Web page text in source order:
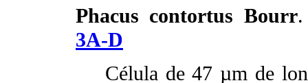
Phacus contortus Bourr
3A-D
Célula de 47 µm de